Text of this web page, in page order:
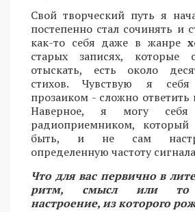
Свой творческий путь я
постепенно стал сочинять и
как-то себя даже в жанре
старых записях, которые
отыскать, есть около
стихов. Чувствую я
прозаиком - сложно ответить
Наверное, я могу
радиоприемником,
быть, и не сам
определенную частоту
Что для вас первично в
ритм, смысл или то
настроение, из которого